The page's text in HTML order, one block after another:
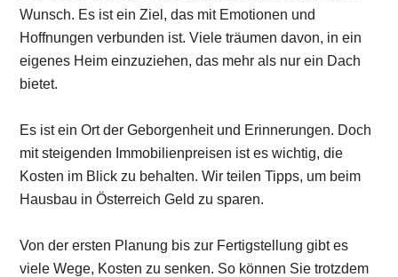
Wunsch. Es ist ein Ziel, das mit Emotionen und
Hoffnungen verbunden ist. Viele träumen davon, in ein
eigenes Heim einzuziehen, das mehr als nur ein Dach
bietet.
Es ist ein Ort der Geborgenheit und Erinnerungen. Doch
mit steigenden Immobilienpreisen ist es wichtig, die
Kosten im Blick zu behalten. Wir teilen Tipps, um beim
Hausbau in Österreich Geld zu sparen.
Von der ersten Planung bis zur Fertigstellung gibt es
viele Wege, Kosten zu senken. So können Sie trotzdem